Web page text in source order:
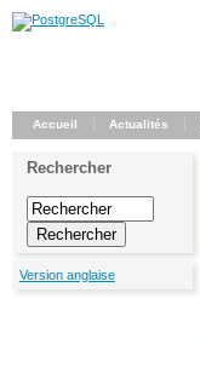
Accueil Actualités
Rechercher
Version anglaise